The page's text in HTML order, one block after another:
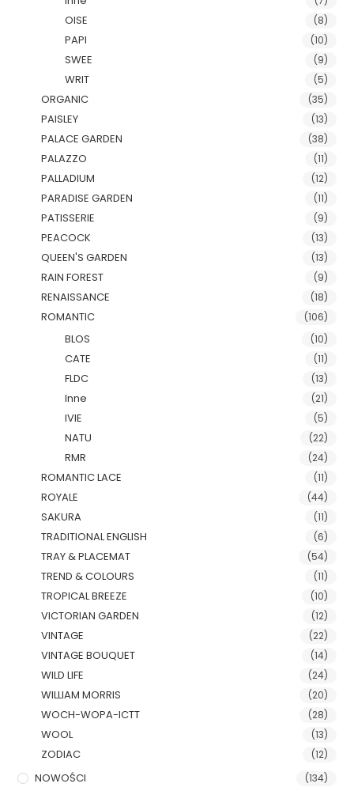
OISE (8)
PAPI (10)
SWEE (9)
WRIT (5)
ORGANIC (35)
PAISLEY (13)
PALACE GARDEN (38)
PALAZZO (11)
PALLADIUM (12)
PARADISE GARDEN (11)
PATISSERIE (9)
PEACOCK (13)
QUEEN'S GARDEN (13)
RAIN FOREST (9)
RENAISSANCE (18)
ROMANTIC (106)
BLOS (10)
CATE (11)
FLDC (13)
Inne (21)
IVIE (5)
NATU (22)
RMR (24)
ROMANTIC LACE (11)
ROYALE (44)
SAKURA (11)
TRADITIONAL ENGLISH (6)
TRAY & PLACEMAT (54)
TREND & COLOURS (11)
TROPICAL BREEZE (10)
VICTORIAN GARDEN (12)
VINTAGE (22)
VINTAGE BOUQUET (14)
WILD LIFE (24)
WILLIAM MORRIS (20)
WOCH-WOPA-ICTT (28)
WOOL (13)
ZODIAC (12)
NOWOŚCI (134)